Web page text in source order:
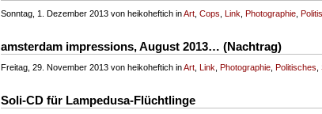
Sonntag, 1. Dezember 2013 von heikoheftich inArt Cops Link Photographie
amsterdam impressions, August 2013… (Nachtrag)
Freitag, 29. November 2013 von heikoheftich inArt Link Photographie Politisches
Soli-CD für Lampedusa-Flüchtlinge